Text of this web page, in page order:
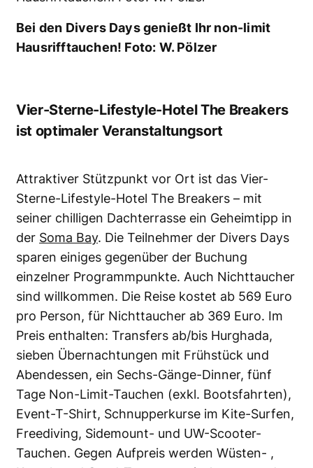
Bei den Divers Days genießt Ihr non-limit
Hausrifftauchen! Foto: W. Pölzer
Vier-Sterne-Lifestyle-Hotel The Breakers
ist optimaler Veranstaltungsort
Attraktiver Stützpunkt vor Ort ist das Vier-
Sterne-Lifestyle-Hotel The Breakers – mit
seiner chilligen Dachterrasse ein Geheimtipp in
der Soma Bay. Die Teilnehmer der Divers Days
sparen einiges gegenüber der Buchung
einzelner Programmpunkte. Auch Nichttaucher
sind willkommen. Die Reise kostet ab 569 Euro
pro Person, für Nichttaucher ab 369 Euro. Im
Preis enthalten: Transfers ab/bis Hurghada,
sieben Übernachtungen mit Frühstück und
Abendessen, ein Sechs-Gänge-Dinner, fünf
Tage Non-Limit-Tauchen (exkl. Bootsfahrten),
Event-T-Shirt, Schnupperkurse im Kite-Surfen,
Freediving, Sidemount- und UW-Scooter-
Tauchen. Gegen Aufpreis werden Wüsten- ,